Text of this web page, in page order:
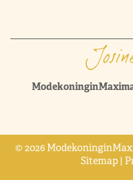
© 2026
Sitemap |